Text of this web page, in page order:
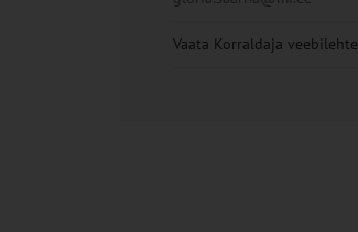
Vaata Korraldaja veebilehte